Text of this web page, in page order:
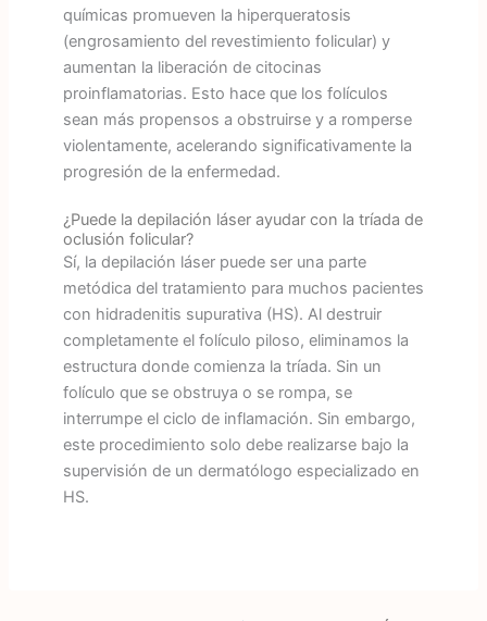
químicas promueven la hiperqueratosis
(engrosamiento del revestimiento folicular) y
aumentan la liberación de citocinas
proinflamatorias. Esto hace que los folículos
sean más propensos a obstruirse y a romperse
violentamente, acelerando significativamente la
progresión de la enfermedad.
¿Puede la depilación láser ayudar con la tríada de
oclusión folicular?
Sí, la depilación láser puede ser una parte
metódica del tratamiento para muchos pacientes
con hidradenitis supurativa (HS). Al destruir
completamente el folículo piloso, eliminamos la
estructura donde comienza la tríada. Sin un
folículo que se obstruya o se rompa, se
interrumpe el ciclo de inflamación. Sin embargo,
este procedimiento solo debe realizarse bajo la
supervisión de un dermatólogo especializado en
HS.